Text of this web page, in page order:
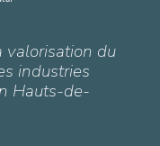
du
industries
Hauts-de-